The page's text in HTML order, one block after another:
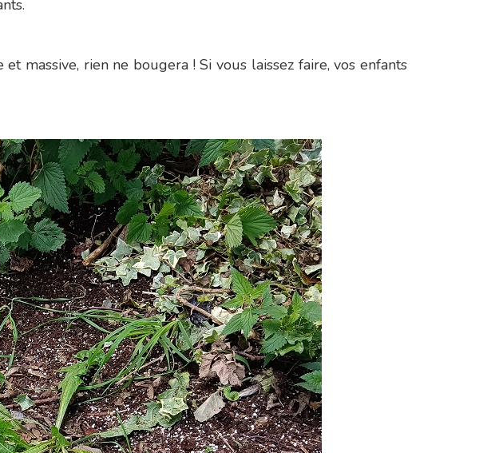
massive, rien ne bougera ! Si vous laissez faire, vos enfants